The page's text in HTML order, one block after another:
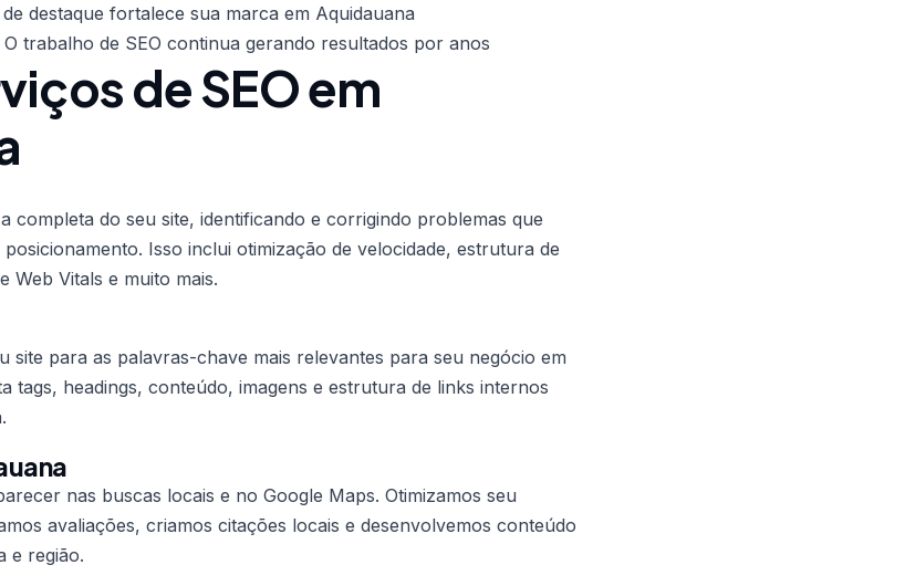
destaque fortalece sua marca em Aquidauana
O trabalho de SEO continua gerando resultados por anos
de SEO em
completa do seu site, identificando e corrigindo problemas que
Isso inclui otimização de velocidade, estrutura de
Web Vitals e muito mais.
site para as palavras-chave mais relevantes para seu negócio em
tags, headings, conteúdo, imagens e estrutura de links internos
nas buscas locais e no Google Maps. Otimizamos seu
avaliações, criamos citações locais e desenvolvemos conteúdo
e região.